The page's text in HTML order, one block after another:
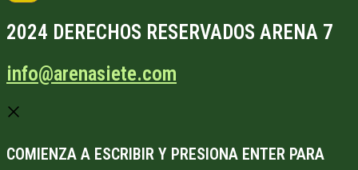
2024 DERECHOS RESERVADOS ARENA 7
info@arenasiete.com
COMIENZA A ESCRIBIR Y PRESIONA ENTER PARA